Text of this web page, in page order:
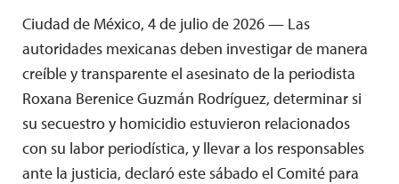
Ciudad de México, 4 de julio de 2026 — Las
autoridades mexicanas deben investigar de manera
creíble y transparente el asesinato de la periodista
Roxana Berenice Guzmán Rodríguez, determinar si
su secuestro y homicidio estuvieron relacionados
con su labor periodística, y llevar a los responsables
ante la justicia, declaró este sábado el Comité para